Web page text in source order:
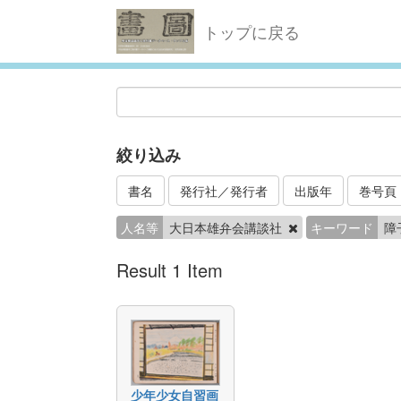
トップに戻る
絞り込み
書名 発行社／発行者 出版年 巻号頁
人名等 大日本雄弁会講談社 キーワード
Result 1 Item
少年少女自習画